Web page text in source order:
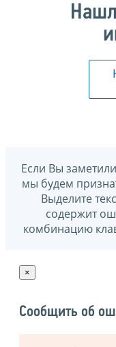
Если Вы
мы будем
Выделите
содержит
комбинацию
×
Сообщить об